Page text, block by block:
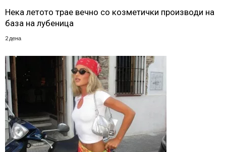
Нека летото трае вечно со козметички производи на
база на лубеница
2 дена